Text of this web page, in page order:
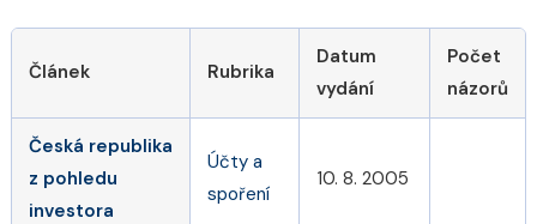
Článek Rubrika
Datum
vydání
Počet
názorů
Česká republika
z pohledu
investora
Účty a
spoření
10. 8. 2005